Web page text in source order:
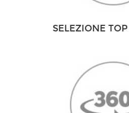
SELEZIONE